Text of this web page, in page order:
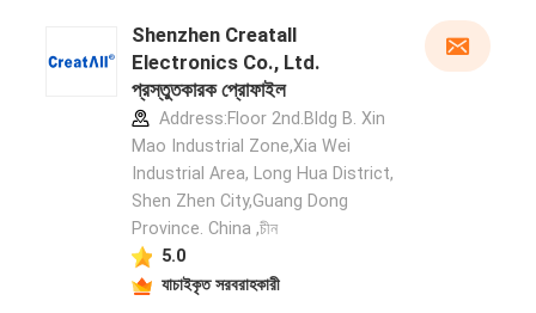
একটি বার্তা রেখে যান
Shenzhen Creatall
Electronics Co., Ltd.
প্রস্তুতকারক প্রোফাইল
Address:Floor 2nd.Bldg B. Xin
Mao Industrial Zone,Xia Wei
Industrial Area, Long Hua District,
Shen Zhen City,Guang Dong
Province. China ,চীন
5.0
যাচাইকৃত সরবরাহকারী